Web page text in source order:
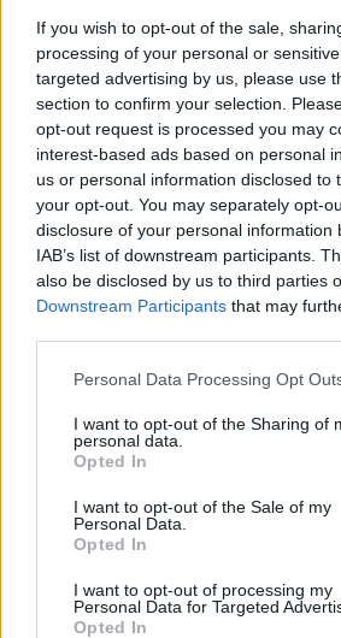
If you wish to opt-out of the sale,
processing of your personal or
targeted advertising by us, please use
section to confirm your selection.
opt-out request is processed you may
interest-based ads based on personal
us or personal information disclosed to
your opt-out. You may separately opt-
disclosure of your personal information
IAB’s list of downstream participants.
also be disclosed by us to third parties
Downstream Participants that may
Personal Data Processing Opt
I want to opt-out of the Sharing of
personal data.
Opted In
I want to opt-out of the Sale of my
Personal Data.
Opted In
I want to opt-out of processing my
Personal Data for Targeted
Opted In
έχουν πολύ μεγάλη συμβολή στην
κοινωνία μας. Χρειάζεται να
κάνουν τη δουλειά τους»,
Στους νέους κανονισμούς θα
επίσης και προβλέψεις ώστε οι
κατασκευάζονται να έχουν
απόδοση, κάτι που θα
εξοικονόμηση 20 δισ. ευρώ
ενέργειας ετησίως στην